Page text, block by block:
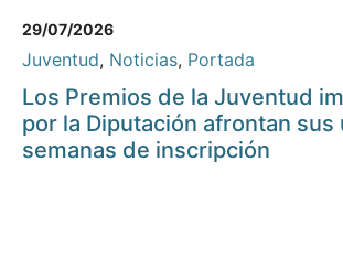
29/07/2026
Juventud, Noticias, Portada
Los Premios de la Juventud
por la Diputación afrontan sus
semanas de inscripción